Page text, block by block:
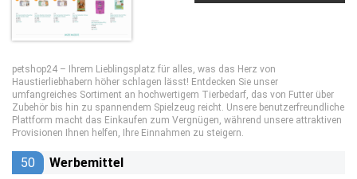
petshop24 – Ihrem Lieblingsplatz für alles, was das Herz von
Haustierliebhabern höher schlagen lässt! Entdecken Sie unser
umfangreiches Sortiment an hochwertigem Tierbedarf, das von Futter über
Zubehör bis hin zu spannendem Spielzeug reicht. Unsere benutzerfreundliche
Plattform macht das Einkaufen zum Vergnügen, während unsere attraktiven
Provisionen Ihnen helfen, Ihre Einnahmen zu steigern.
50 Werbemittel